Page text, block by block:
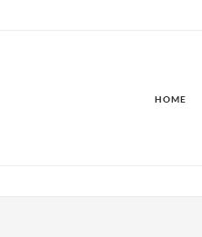
HOME